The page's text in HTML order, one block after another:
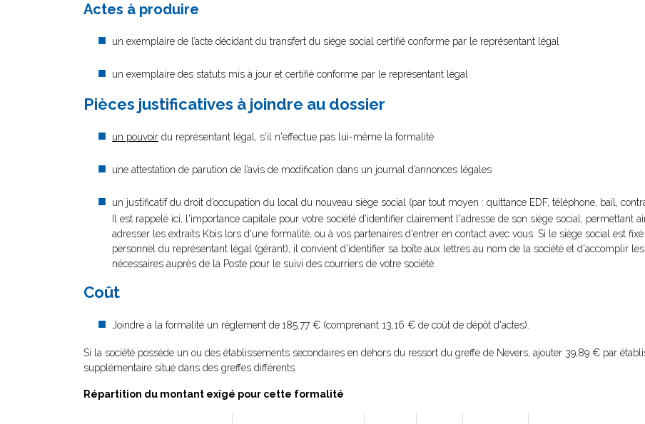
Actes à produire
un exemplaire de l’acte décidant du transfert du siège social certifié conforme par le représentant légal
un exemplaire des statuts mis à jour et certifié conforme par le représentant légal
Pièces justificatives à joindre au dossier
un pouvoir du représentant légal, s'il n'effectue pas lui-même la formalité
une attestation de parution de l’avis de modification dans un journal d’annonces légales
un justificatif du droit d’occupation du local du nouveau siège social (par tout moyen : quittance EDF, téléphone, bail,
Il est rappelé ici, l'importance capitale pour votre société d'identifier clairement l'adresse de son siège social, permettant
adresser les extraits Kbis lors d'une formalité, ou à vos partenaires d'entrer en contact avec vous. Si le siège social est
personnel du représentant légal (gérant), il convient d'identifier sa boîte aux lettres au nom de la société et d'accomplir
nécessaires auprès de la Poste pour le suivi des courriers de votre société.
Coût
Joindre à la formalité un règlement de185.77 € (comprenant 13,16 € de coût de dépôt d'actes).
Si la société possède un ou des établissements secondaires en dehors du ressort du greffe de Nevers, ajouter 39,89 € par
supplémentaire situé dans des greffes différents
Répartition du montant exigé pour cette formalité